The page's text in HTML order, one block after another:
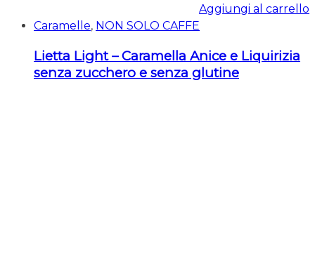
Aggiungi al carrello
Caramelle, NON SOLO CAFFE
Lietta Light – Caramella Anice e Liquirizia
senza zucchero e senza glutine